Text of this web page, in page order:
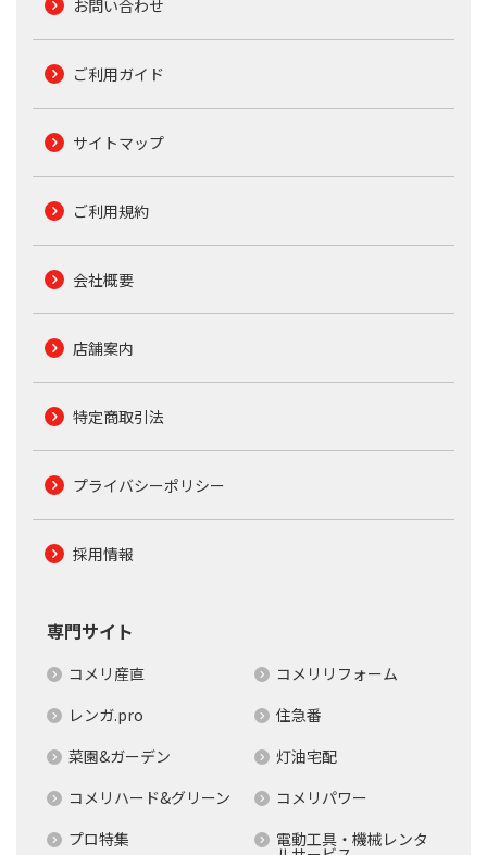
お問い合わせ
ご利用ガイド
サイトマップ
ご利用規約
会社概要
店舗案内
特定商取引法
プライバシーポリシー
採用情報
専門サイト
コメリ産直
コメリリフォーム
レンガ.pro
住急番
菜園&ガーデン
灯油宅配
コメリハード&グリーン
コメリパワー
プロ特集
電動工具・機械レンタ